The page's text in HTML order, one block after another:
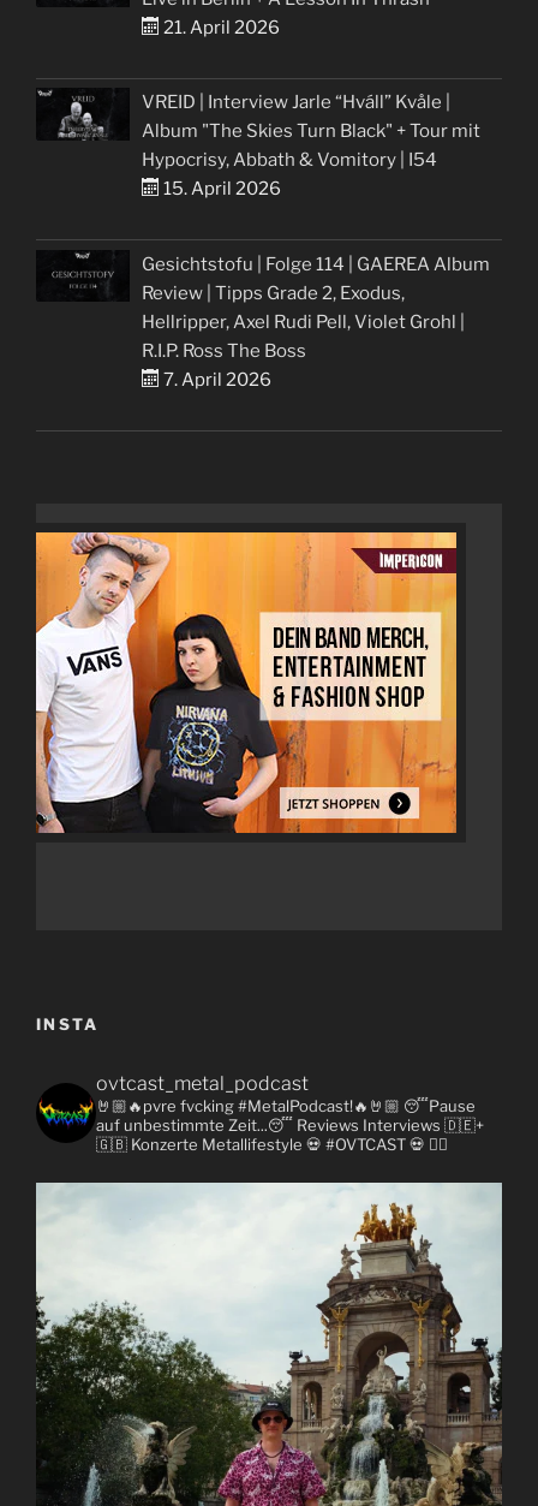
21. April 2026
VREID | Interview Jarle “Hváll” Kvåle |
Album "The Skies Turn Black" + Tour mit
Hypocrisy, Abbath & Vomitory | I54
15. April 2026
Gesichtstofu | Folge 114 | GAEREA Album
Review | Tipps Grade 2, Exodus,
Hellripper, Axel Rudi Pell, Violet Grohl |
R.I.P. Ross The Boss
7. April 2026
INSTA
ovtcast_metal_podcast
🤘🏼🔥pvre fvcking #MetalPodcast!🔥🤘🏼 😴Pause
auf unbestimmte Zeit...😴 Reviews Interviews 🇩🇪+
🇬🇧 Konzerte Metallifestyle 💀 #OVTCAST 💀 👇🏼